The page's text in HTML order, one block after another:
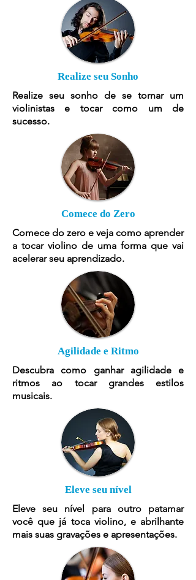
Realize seu Sonho
Realize seu sonho de se tornar um
violinistas e tocar como um de
sucesso.
Comece do Zero
Comece do zero e veja como aprender
a tocar violino de uma forma que vai
acelerar seu aprendizado.
Agilidade e Ritmo
Descubra como ganhar agilidade e
ritmos ao tocar grandes estilos
musicais.
Eleve seu nível
Eleve seu nível para outro patamar
você que já toca violino, e abrilhante
mais suas gravações e apresentações.